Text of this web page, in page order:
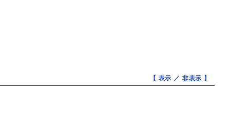
【 表示 ／ 非表示 】